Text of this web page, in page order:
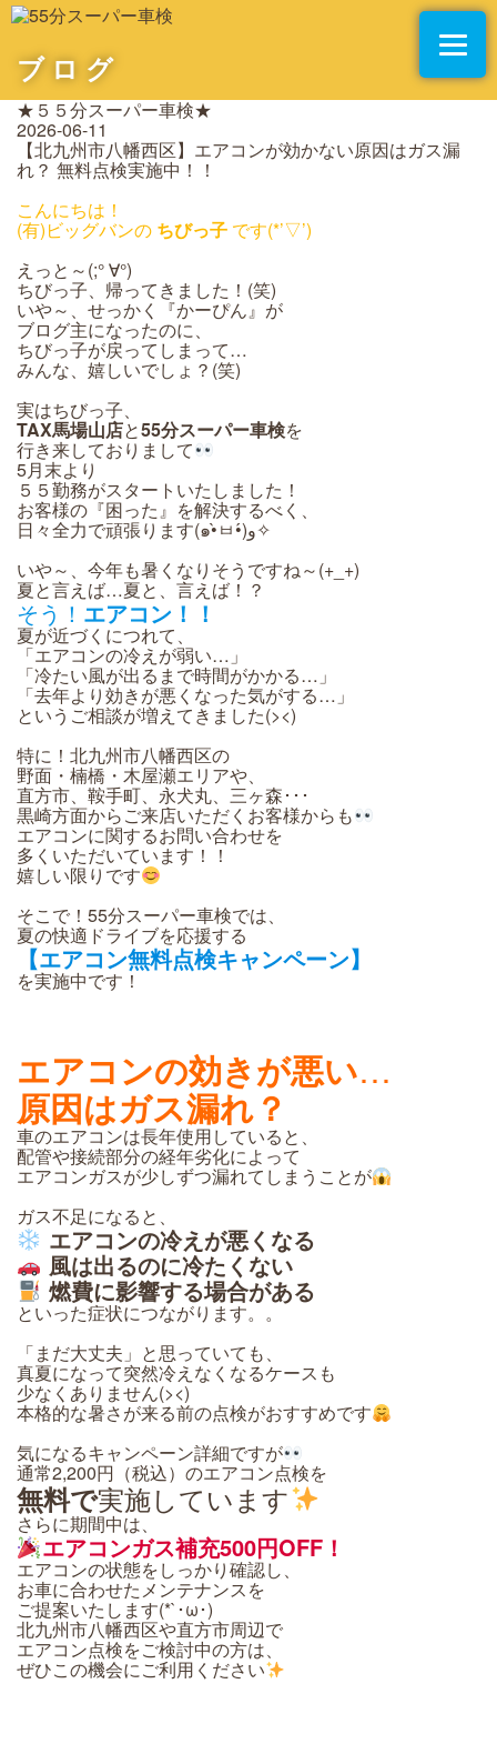
ブログ
★５５分スーパー車検★
2026-06-11
【北九州市八幡西区】エアコンが効かない原因はガス漏
れ？ 無料点検実施中！！
こんにちは！
(有)ビッグバンの ちびっ子 です(*’▽’)
えっと～(;° ∀°)
ちびっ子、帰ってきました！(笑)
いや～、せっかく『かーぴん』が
ブログ主になったのに、
ちびっ子が戻ってしまって…
みんな、嬉しいでしょ？(笑)
実はちびっ子、
TAX馬場山店と55分スーパー車検を
行き来しておりまして
5月末より
５５勤務がスタートいたしました！
お客様の『困った』を解決するべく、
日々全力で頑張ります(๑•̀ㅂ•́)و✧
いや～、今年も暑くなりそうですね～(+_+)
夏と言えば…夏と、言えば！？
そう！ エアコン！！
夏が近づくにつれて、
「エアコンの冷えが弱い…」
「冷たい風が出るまで時間がかかる…」
「去年より効きが悪くなった気がする…」
というご相談が増えてきました(><)
特に！北九州市八幡西区の
野面・楠橋・木屋瀬エリアや、
直方市、鞍手町、永犬丸、三ヶ森･･･
黒崎方面からご来店いただくお客様からも
エアコンに関するお問い合わせを
多くいただいています！！
嬉しい限りです
そこで！55分スーパー車検では、
夏の快適ドライブを応援する
【エアコン無料点検キャンペーン】
を実施中です！
エアコンの効きが悪い…
原因はガス漏れ？
車のエアコンは長年使用していると、
配管や接続部分の経年劣化によって
エアコンガスが少しずつ漏れてしまうことが
ガス不足になると、
エアコンの冷えが悪くなる
風は出るのに冷たくない
燃費に影響する場合がある
といった症状につながります。。
「まだ大丈夫」と思っていても、
真夏になって突然冷えなくなるケースも
少なくありません(><)
本格的な暑さが来る前の点検がおすすめです
気になるキャンペーン詳細ですが
通常2,200円（税込）のエアコン点検を
無料で実施しています
さらに期間中は、
エアコンガス補充500円OFF！
エアコンの状態をしっかり確認し、
お車に合わせたメンテナンスを
ご提案いたします(*`･ω･)ゞ
北九州市八幡西区や直方市周辺で
エアコン点検をご検討中の方は、
ぜひこの機会にご利用ください